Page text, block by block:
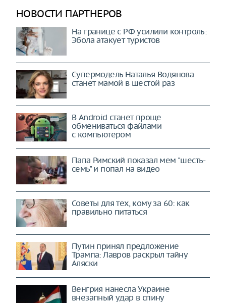
НОВОСТИ ПАРТНЕРОВ
На границе с РФ усилили контроль:
Эбола атакует туристов
Супермодель Наталья Водянова
станет мамой в шестой раз
В Android станет проще
обмениваться файлами
с компьютером
Папа Римский показал мем "шесть-
семь" и попал на видео
Советы для тех, кому за 60: как
правильно питаться
Путин принял предложение
Трампа: Лавров раскрыл тайну
Аляски
Венгрия нанесла Украине
внезапный удар в спину